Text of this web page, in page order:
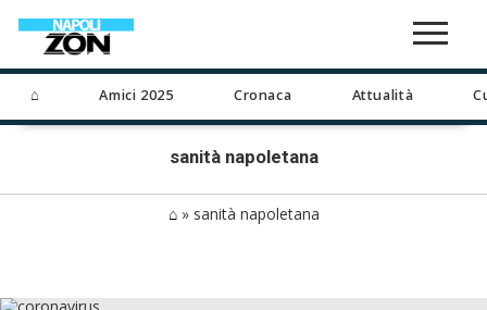
⌂ Amici 2025 Cronaca Attualità
sanità napoletana
⌂» sanità napoletana